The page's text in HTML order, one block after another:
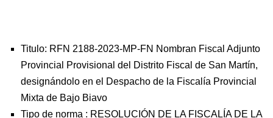
Titulo: RFN 2188-2023-MP-FN Nombran Fiscal Adjunto
Provincial Provisional del Distrito Fiscal de San Martín,
designándolo en el Despacho de la Fiscalía Provincial
Mixta de Bajo Biavo
Tipo de norma : RESOLUCIÓN DE LA FISCALÍA DE LA